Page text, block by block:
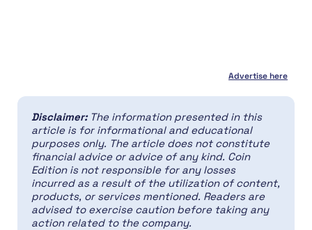
Advertise here
Disclaimer: The information presented in this
article is for informational and educational
purposes only. The article does not constitute
financial advice or advice of any kind. Coin
Edition is not responsible for any losses
incurred as a result of the utilization of content,
products, or services mentioned. Readers are
advised to exercise caution before taking any
action related to the company.